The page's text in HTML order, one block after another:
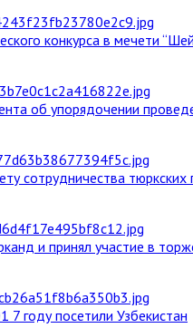
конкурса в мечети
об упорядочении
сотрудничества тюркских
и принял участие в
7 году посетили Узбекистан